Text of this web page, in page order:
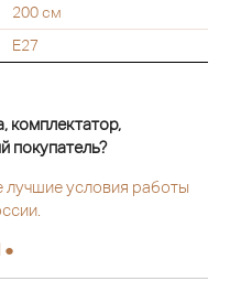
200 см
Е27
комплектатор,
покупатель?
лучшие условия работы
●